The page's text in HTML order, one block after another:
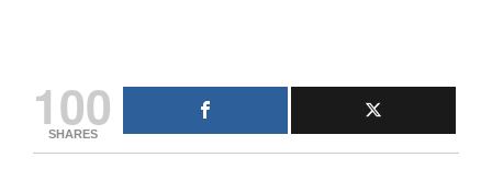
100
SHARES